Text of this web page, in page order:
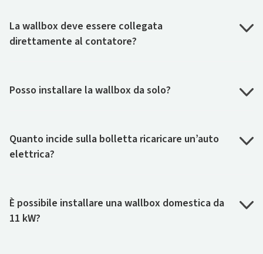
La wallbox deve essere collegata
direttamente al contatore?
Posso installare la wallbox da solo?
Quanto incide sulla bolletta ricaricare un’auto
elettrica?
È possibile installare una wallbox domestica da
11 kW?